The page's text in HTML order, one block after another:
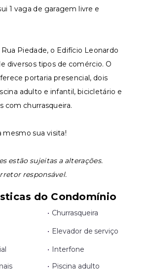
1 vaga de garagem livre e
Piedade, o Edifício Leonardo
diversos tipos de comércio. O
portaria presencial, dois
adulto e infantil, bicicletário e
com churrasqueira.
mesmo sua visita!
estão sujeitas a alterações.
responsável.
do Condomínio
• Churrasqueira
• Elevador de serviço
• Interfone
• Piscina adulto